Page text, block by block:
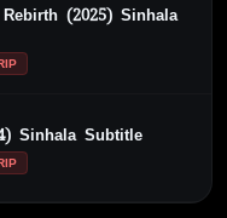
(2025) Sinhala
Sinhala Subtitle